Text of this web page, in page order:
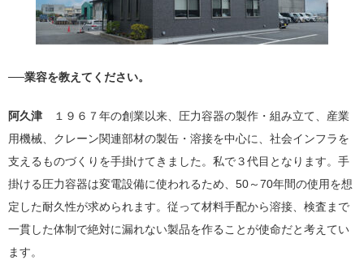
──業容を教えてください。
阿久津 １９６７年の創業以来、圧力容器の製作・組み立て、産業
用機械、クレーン関連部材の製缶・溶接を中心に、社会インフラを
支えるものづくりを手掛けてきました。私で３代目となります。手
掛ける圧力容器は変電設備に使われるため、50～70年間の使用を想
定した耐久性が求められます。従って材料手配から溶接、検査まで
一貫した体制で絶対に漏れない製品を作ることが使命だと考えてい
ます。